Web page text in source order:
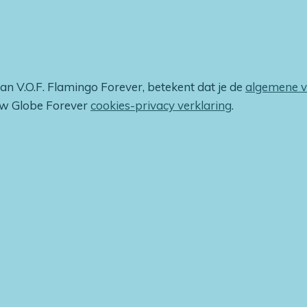
V.O.F. Flamingo Forever, betekent dat je de algemene
Globe Forevercookies-privacy verklaring.